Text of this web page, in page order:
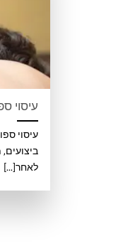
עיסוי
עיסוי
לאחר[...]